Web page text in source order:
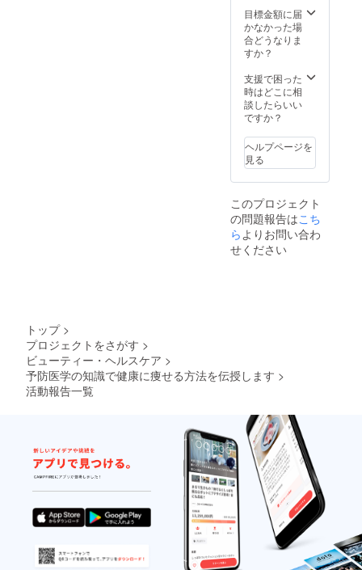
筋肉量を落とさ
ず（たんぱく質
組成を落とさ
ず）、脂肪だけ
結果） 分子栄養
学、遺伝子栄養
学、人間の生理
学的機能向上に
基礎を置いたオ
プティマムファ
スティングは、
あまさけと無調
整豆乳などを使
用したスペシャ
ルドリンクを主
食にし、腸内環
境の改善をしな
がら、必須の栄
す。一生に１度
る坂田は、日本
の老衰死を死因
の第一位にする
という理念のも
と予防医学の習
慣化を提唱して
います。なぜ、
今予防医学の学
びが求められて
いるのかを１５
年間の活動も踏
まえてお話しい
善プランを提案
します。 体質は
持って生まれた
もので変えられ
いますが、人間
の３７兆個の細
胞は、1日３食、
１ヶ月９０食の
くられている
為、体質を変え
られないわけで
はありません。
毎食、毎日、理
想の栄養バラン
スを継続すれば
体質は改善しま
す。現状のお悩
みの原因を１週
必要な不足の必
トで効果的に補
うことが体質改
善の第一歩で
す。
目標金額に届
かなかった場
合どうなりま
すか？
支援で困った
時はどこに相
談したらいい
ですか？
ヘルプページを
見る
このプロジェクト
の問題報告はこち
ら よりお問い合わ
せください
トップ >
プロジェクトをさがす >
ビューティー・ヘルスケア >
予防医学の知識で健康に痩せる方法を伝授します >
活動報告一覧